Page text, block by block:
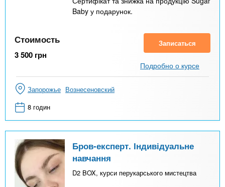
Baby у подарунок.
Стоимость
3 500 грн
Записаться
Подробно о курсе
Запорожье Вознесеновский
8 годин
Бров-експерт. Індивідуальне
навчання
D2 BOX, курси перукарського мистецтва